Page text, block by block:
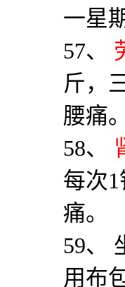
一星
57、
斤，
腰痛。
58、
每次1
痛。
59、
用布